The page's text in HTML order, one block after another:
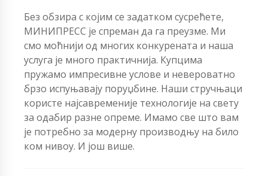
Без обзира с којим се задатком сусрећете,
МИНИПРЕСС је спреман да га преузме. Ми
смо моћнији од многих конкурената и наша
услуга је много практичнија. Купцима
пружамо импресивне услове и невероватно
брзо испуњавају поруџбине. Наши стручњаци
користе најсавременије технологије на свету
за одабир разне опреме. Имамо све што вам
је потребно за модерну производњу на било
ком нивоу. И још више.